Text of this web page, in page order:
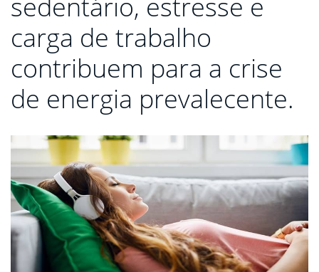
carga de trabalho
contribuem para a crise
de energia prevalecente.